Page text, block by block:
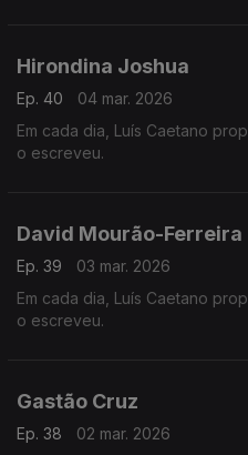
Hirondina Joshua
Ep. 40
04 mar. 2026
Em cada dia, Luís Caetano
o escreveu.
David Mourão-Ferreira
Ep. 39
03 mar. 2026
Em cada dia, Luís Caetano
o escreveu.
Gastão Cruz
Ep. 38
02 mar. 2026